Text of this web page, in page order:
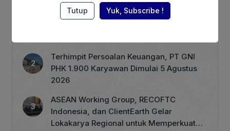
Berita Terpopuler
Terhimpit Persoalan Keuangan, PT GNI
PHK 1.900 Karyawan Dimulai 5 Agustus
2026
ASEAN Working Group, RECOFTC
Indonesia, dan ClientEarth Gelar
Lokakarya Regional untuk Memperkuat
Tutup Yuk, Subscribe !